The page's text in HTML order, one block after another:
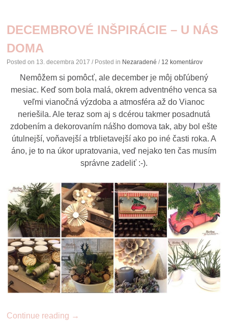
DECEMBROVÉ INŠPIRÁCIE – U NÁS
DOMA
Posted on 13. decembra 2017 / Posted in Nezaradené / 12 komentárov
Nemôžem si pomôcť, ale december je môj obľúbený
mesiac. Keď som bola malá, okrem adventného venca sa
veľmi vianočná výzdoba a atmosféra až do Vianoc
neriešila. Ale teraz som aj s dcérou takmer posadnutá
zdobením a dekorovaním nášho domova tak, aby bol ešte
útulnejší, voňavejší a trblietavejší ako po iné časti roka. A
áno, je to na úkor upratovania, veď nejako ten čas musím
správne zadeliť :-).
Continue reading →